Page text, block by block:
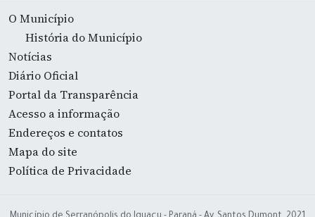
O Município
História do Município
Notícias
Diário Oficial
Portal da Transparência
Acesso a informação
Endereços e contatos
Mapa do site
Política de Privacidade